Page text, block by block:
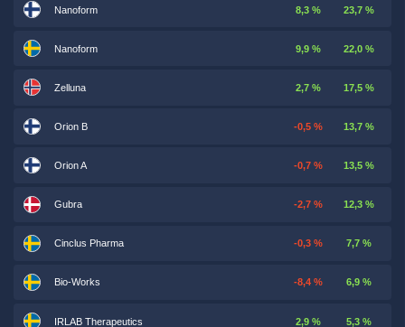
Nanoform 8,3 % 23,7 %
Nanoform 9,9 % 22,0 %
Zelluna 2,7 % 17,5 %
Orion B -0,5 % 13,7 %
Orion A -0,7 % 13,5 %
Gubra -2,7 % 12,3 %
Cinclus Pharma -0,3 % 7,7 %
Bio-Works -8,4 % 6,9 %
IRLAB Therapeutics 2,9 % 5,3 %